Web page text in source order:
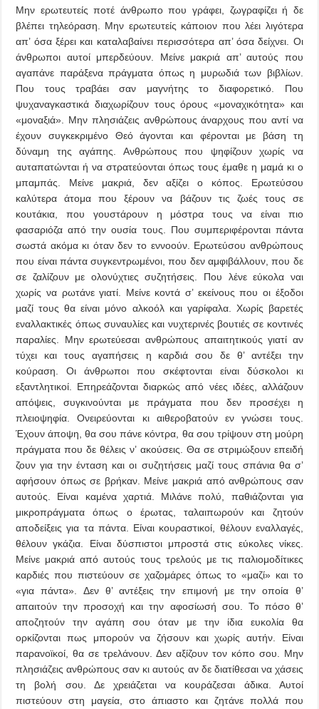
Μην ερωτευτείς ποτέ άνθρωπο που γράφει, ζωγραφίζει ή δε
βλέπει τηλεόραση. Μην ερωτευτείς κάποιον που λέει λιγότερα
απ’ όσα ξέρει και καταλαβαίνει περισσότερα απ’ όσα δείχνει. Οι
άνθρωποι αυτοί μπερδεύουν. Μείνε μακριά απ’ αυτούς που
αγαπάνε παράξενα πράγματα όπως η μυρωδιά των βιβλίων.
Που τους τραβάει σαν μαγνήτης το διαφορετικό. Που
ψυχαναγκαστικά διαχωρίζουν τους όρους «μοναχικότητα» και
«μοναξιά». Μην πλησιάζεις ανθρώπους άναρχους που αντί να
έχουν συγκεκριμένο Θεό άγονται και φέρονται με βάση τη
δύναμη της αγάπης. Ανθρώπους που ψηφίζουν χωρίς να
αυταπατώνται ή να στρατεύονται όπως τους έμαθε η μαμά κι ο
μπαμπάς. Μείνε μακριά, δεν αξίζει ο κόπος. Ερωτεύσου
καλύτερα άτομα που ξέρουν να βάζουν τις ζωές τους σε
κουτάκια, που γουστάρουν η μόστρα τους να είναι πιο
φασαριόζα από την ουσία τους. Που συμπεριφέρονται πάντα
σωστά ακόμα κι όταν δεν το εννοούν. Ερωτεύσου ανθρώπους
που είναι πάντα συγκεντρωμένοι, που δεν αμφιβάλλουν, που δε
σε ζαλίζουν με ολονύχτιες συζητήσεις. Που λένε εύκολα ναι
χωρίς να ρωτάνε γιατί. Μείνε κοντά σ’ εκείνους που οι έξοδοι
μαζί τους θα είναι μόνο αλκοόλ και γαρίφαλα. Χωρίς βαρετές
εναλλακτικές όπως συναυλίες και νυχτερινές βουτιές σε κοντινές
παραλίες. Μην ερωτεύεσαι ανθρώπους απαιτητικούς γιατί αν
τύχει και τους αγαπήσεις η καρδιά σου δε θ’ αντέξει την
κούραση. Οι άνθρωποι που σκέφτονται είναι δύσκολοι κι
εξαντλητικοί. Επηρεάζονται διαρκώς από νέες ιδέες, αλλάζουν
απόψεις, συγκινούνται με πράγματα που δεν προσέχει η
πλειοψηφία. Ονειρεύονται κι αιθεροβατούν εν γνώσει τους.
Έχουν άποψη, θα σου πάνε κόντρα, θα σου τρίψουν στη μούρη
πράγματα που δε θέλεις ν’ ακούσεις. Θα σε στριμώξουν επειδή
ζουν για την ένταση και οι συζητήσεις μαζί τους σπάνια θα σ’
αφήσουν όπως σε βρήκαν. Μείνε μακριά από ανθρώπους σαν
αυτούς. Είναι καμένα χαρτιά. Μιλάνε πολύ, παθιάζονται για
μικροπράγματα όπως ο έρωτας, ταλαιπωρούν και ζητούν
αποδείξεις για τα πάντα. Είναι κουραστικοί, θέλουν εναλλαγές,
θέλουν γκάζια. Είναι δύσπιστοι μπροστά στις εύκολες νίκες.
Μείνε μακριά από αυτούς τους τρελούς με τις παλιομοδίτικες
καρδιές που πιστεύουν σε χαζομάρες όπως το «μαζί» και το
«για πάντα». Δεν θ’ αντέξεις την επιμονή με την οποία θ’
απαιτούν την προσοχή και την αφοσίωσή σου. Το πόσο θ’
αποζητούν την αγάπη σου όταν με την ίδια ευκολία θα
ορκίζονται πως μπορούν να ζήσουν και χωρίς αυτήν. Είναι
παρανοϊκοί, θα σε τρελάνουν. Δεν αξίζουν τον κόπο σου. Μην
πλησιάζεις ανθρώπους σαν κι αυτούς αν δε διατίθεσαι να χάσεις
τη βολή σου. Δε χρειάζεται να κουράζεσαι άδικα. Αυτοί
πιστεύουν στη μαγεία, στο άπιαστο και ζητάνε πολλά που